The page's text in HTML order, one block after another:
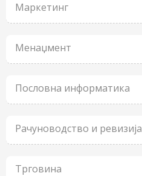
Маркетинг
Менаџмент
Пословна информатика
Рачуноводство и ревизија
Трговина